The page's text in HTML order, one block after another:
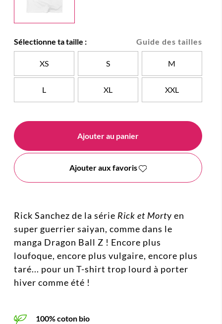
Guide des tailles
Sélectionne ta taille :
XS S M
L XL XXL
Ajouter au panier
Ajouter aux favoris
Rick Sanchez de la série Rick et Morty en
super guerrier saiyan, comme dans le
manga Dragon Ball Z ! Encore plus
loufoque, encore plus vulgaire, encore plus
taré... pour un T-shirt trop lourd à porter
hiver comme été !
100% coton bio